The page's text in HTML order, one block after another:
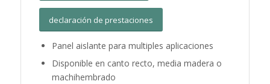
declaración de prestaciones
Panel aislante para multiples aplicaciones
Disponible en canto recto, media madera o
machihembrado